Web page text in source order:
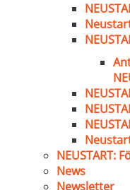
NEUSTART:
News
Newsletter